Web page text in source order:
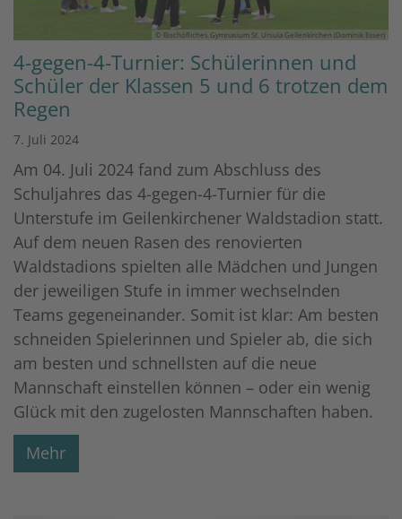
© Bischöfliches Gymnasium St. Ursula Geilenkirchen (Dominik Esser)
4-gegen-4-Turnier: Schülerinnen und
Schüler der Klassen 5 und 6 trotzen dem
Regen
7. Juli 2024
Am 04. Juli 2024 fand zum Abschluss des
Schuljahres das 4-gegen-4-Turnier für die
Unterstufe im Geilenkirchener Waldstadion statt.
Auf dem neuen Rasen des renovierten
Waldstadions spielten alle Mädchen und Jungen
der jeweiligen Stufe in immer wechselnden
Teams gegeneinander. Somit ist klar: Am besten
schneiden Spielerinnen und Spieler ab, die sich
am besten und schnellsten auf die neue
Mannschaft einstellen können – oder ein wenig
Glück mit den zugelosten Mannschaften haben.
Mehr